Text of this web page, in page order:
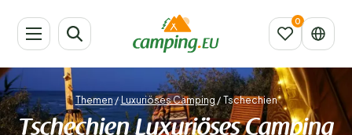
Themen/ Luxuriöses Camping/ Tschechien
Tschechien Luxuriöses Camping